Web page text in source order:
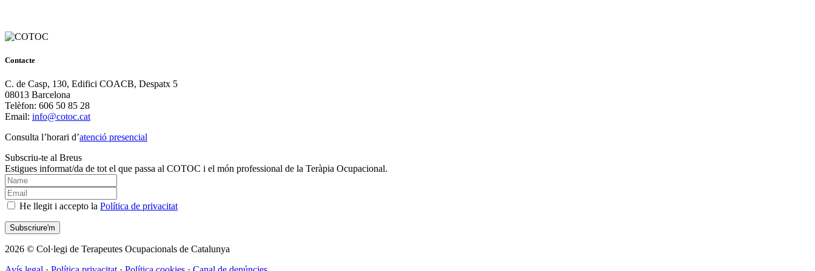
Contacte
C. de Casp, 130, Edifici COACB, Despatx 5
08013 Barcelona
Telèfon: 606 50 85 28
Email: info@cotoc.cat
Consulta l’horari d’atenció presencial
Subscriu-te al Breus
Estigues informat/da de tot el que passa al COTOC i el món professional de la Teràpia Ocupacional.
He llegit i accepto la Política de privacitat
2026 © Col·legi de Terapeutes Ocupacionals de Catalunya